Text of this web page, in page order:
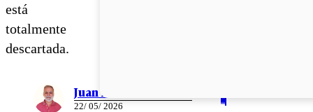
está
totalmente
descartada.
Juan Pablo Ernst
22/ 05/ 2026